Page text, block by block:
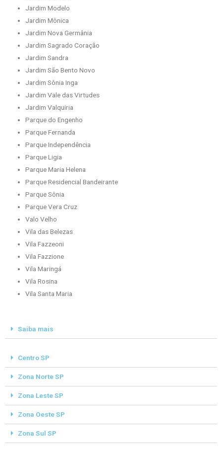
Jardim Modelo
Jardim Mônica
Jardim Nova Germânia
Jardim Sagrado Coração
Jardim Sandra
Jardim São Bento Novo
Jardim Sônia Inga
Jardim Vale das Virtudes
Jardim Valquiria
Parque do Engenho
Parque Fernanda
Parque Independência
Parque Ligia
Parque Maria Helena
Parque Residencial Bandeirante
Parque Sônia
Parque Vera Cruz
Valo Velho
Vila das Belezas
Vila Fazzeoni
Vila Fazzione
Vila Maringá
Vila Rosina
Vila Santa Maria
Saiba mais
Centro SP
Zona Norte SP
Zona Leste SP
Zona Oeste SP
Zona Sul SP